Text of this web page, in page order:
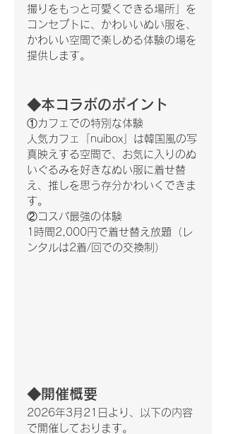
撮りをもっと可愛くできる場所」を
コンセプトに、かわいいぬい服を、
かわいい空間で楽しめる体験の場を
提供します。
◆本コラボのポイント
①カフェでの特別な体験
人気カフェ「nuibox」は韓国風の写
真映えする空間で、お気に入りのぬ
いぐるみを好きなぬい服に着せ替
え、推しを思う存分かわいくできま
す。
②コスパ最強の体験
1時間2,000円で着せ替え放題（レ
ンタルは2着/回での交換制）
◆開催概要
2026年3月21日より、以下の内容
で開催しております。